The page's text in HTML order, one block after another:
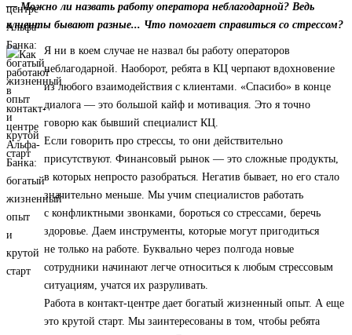
— Можно ли назвать работу оператора неблагодарной? Ведь
клиенты бывают разные... Что помогает справиться со стрессом?
Я ни в коем случае не назвал бы работу операторов
неблагодарной. Наоборот, ребята в КЦ черпают вдохновение
из любого взаимодействия с клиентами. «Спасибо» в конце
диалога — это большой кайф и мотивация. Это я точно
говорю как бывший специалист КЦ.
Если говорить про стрессы, то они действительно
присутствуют. Финансовый рынок — это сложные продукты,
в которых непросто разобраться. Негатив бывает, но его стало
значительно меньше. Мы учим специалистов работать
с конфликтными звонками, бороться со стрессами, беречь
здоровье. Даем инструменты, которые могут пригодиться
не только на работе. Буквально через полгода новые
сотрудники начинают легче относиться к любым стрессовым
ситуациям, учатся их разруливать.
Работа в контакт-центре дает богатый жизненный опыт. А еще
это крутой старт. Мы заинтересованы в том, чтобы ребята